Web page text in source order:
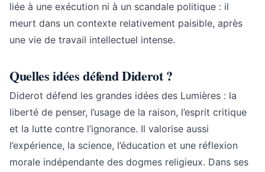
liée à une exécution ni à un scandale politique : il
meurt dans un contexte relativement paisible, après
une vie de travail intellectuel intense.
Quelles idées défend Diderot ?
Diderot défend les grandes idées des Lumières : la
liberté de penser, l’usage de la raison, l’esprit critique
et la lutte contre l’ignorance. Il valorise aussi
l’expérience, la science, l’éducation et une réflexion
morale indépendante des dogmes religieux. Dans ses